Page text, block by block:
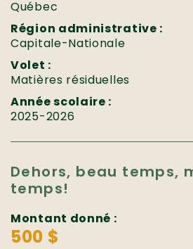
Québec
Région administrative :
Capitale-Nationale
Volet :
Matières résiduelles
Année scolaire :
2025-2026
Dehors, beau temps,
temps!
Montant donné :
500 $